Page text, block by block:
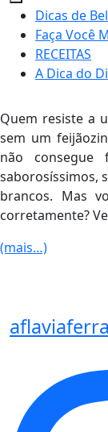
Dicas de
Faça Você
RECEITAS
A Dica do
Quem resiste a
sem um
não consegue
saborosíssimos,
brancos. Mas
corretamente?
(mais…)